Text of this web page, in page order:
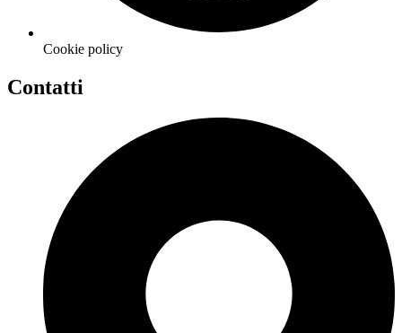
Cookie policy
Contatti